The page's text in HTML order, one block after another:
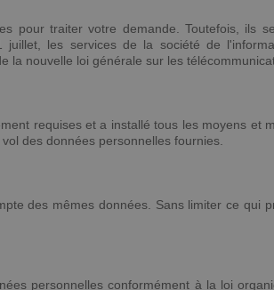
pour traiter votre demande. Toutefois, ils
les services de la société de
la nouvelle loi générale sur les
requises et a installé tous les moyens et
des données personnelles fournies.
des mêmes données. Sans limiter ce qui
personnelles conformément à la loi